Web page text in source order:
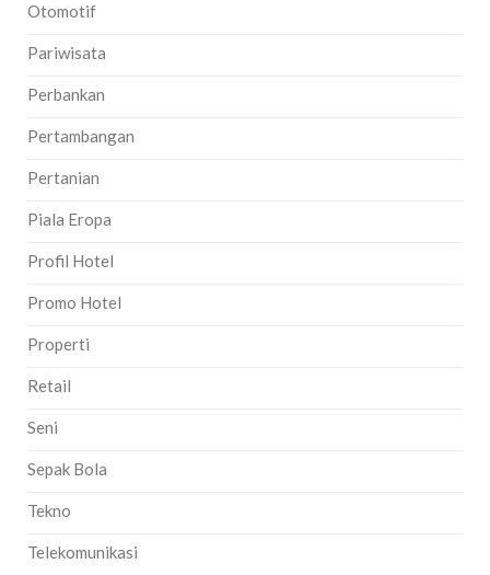
Otomotif
Pariwisata
Perbankan
Pertambangan
Pertanian
Piala Eropa
Profil Hotel
Promo Hotel
Properti
Retail
Seni
Sepak Bola
Tekno
Telekomunikasi